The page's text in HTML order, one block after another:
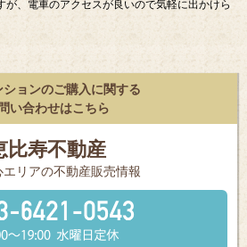
ることが多い方は明るいルートを調べておくと
のショッピングを楽しめる場所は少ないので
ションのご購入に関する
い合わせはこちら
比寿不動産
エリアの不動産販売情報